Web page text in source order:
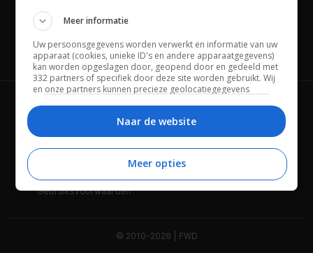
Channels
Wie is FWD Privacybeleid
Adverteren Contact
Gebruiksvoorwaarden
© 2010-2026 | FWD
Meer informatie
Uw persoonsgegevens worden verwerkt en informatie van uw
apparaat (cookies, unieke ID's en andere apparaatgegevens)
kan worden opgeslagen door, geopend door en gedeeld met
332 partners of specifiek door deze site worden gebruikt. Wij
en onze partners kunnen precieze geolocatiegegevens
Bepaalde leveranciers kunnen uw persoonsgegevens
beheren. Zoek onderaan deze pagina of in het sitemenu naar
een link om uw toestemming te beheren of in te trekken via de
privacy- en cookie-instellingen.
Naar de website
Meer opties